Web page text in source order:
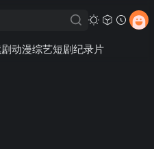
动漫综艺短剧纪录片